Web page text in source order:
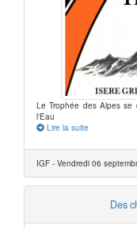
Le Trophée des Alpes
l'Eau
Lire la suite
IGF - Vendredi 06
Des